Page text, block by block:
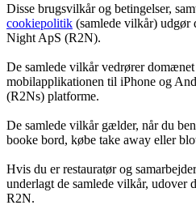
Disse brugsvilkår og betingelser,
cookiepolitik (samlede vilkår) udgør
Night ApS (R2N).
De samlede vilkår vedrører domænet
mobilapplikationen til iPhone og
(R2Ns) platforme.
De samlede vilkår gælder, når du
booke bord, købe take away eller
Hvis du er restauratør og
underlagt de samlede vilkår, udover
R2N.